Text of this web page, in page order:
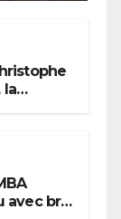
la
avec brio